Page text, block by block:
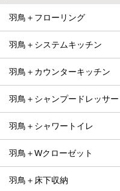
羽鳥＋フローリング
羽鳥＋システムキッチン
羽鳥＋カウンターキッチン
羽鳥＋シャンプードレッサー
羽鳥＋シャワートイレ
羽鳥＋Wクローゼット
羽鳥＋床下収納